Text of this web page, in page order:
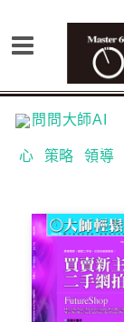
問問大師AI
心 策略 領導